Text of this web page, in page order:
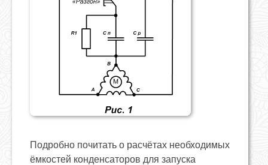
Подробно почитать о расчётах необходимых
ёмкостей конденсаторов для запуска